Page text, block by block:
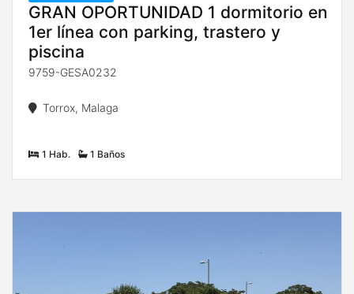
GRAN OPORTUNIDAD 1 dormitorio en
1er línea con parking, trastero y
piscina
9759-GESA0232
Torrox, Malaga
1 Hab. 1 Baños